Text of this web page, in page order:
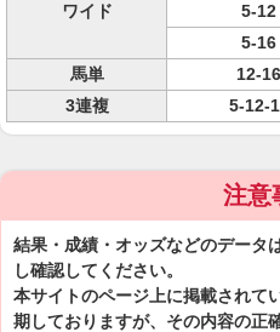
ワイド
5-12
5-16
馬単
12-16
3連複
5-12-
注意
結果・成績・オッズなどのデータ
し確認してください。
本サイトのページ上に掲載されて
期しておりますが、その内容の正